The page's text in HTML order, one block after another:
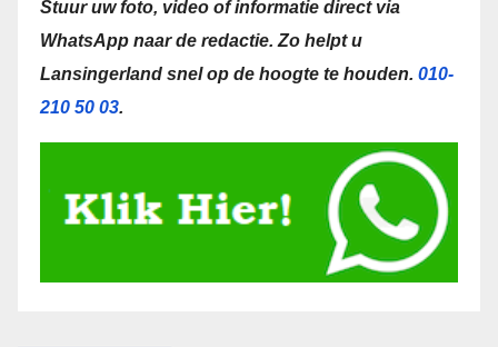
Stuur uw foto, video of informatie direct via
WhatsApp naar de redactie. Zo helpt u
Lansingerland snel op de hoogte te houden. 010-
210 50 03.